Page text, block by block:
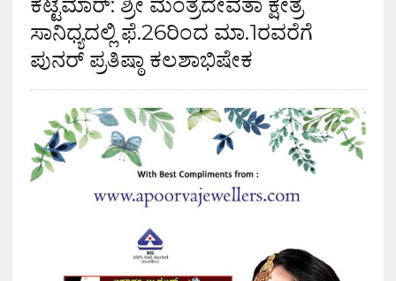
ಕಟ್ಟೆಮಾರ್: ಶ್ರೀ ಮಂತ್ರದೇವತಾ ಕ್ಷೇತ್ರ
ಸಾನಿಧ್ಯದಲ್ಲಿ ಫೆ.26ರಿಂದ ಮಾ.1ರವರೆಗೆ
ಪುನರ್ ಪ್ರತಿಷ್ಠಾ ಕಲಶಾಭಿಷೇಕ